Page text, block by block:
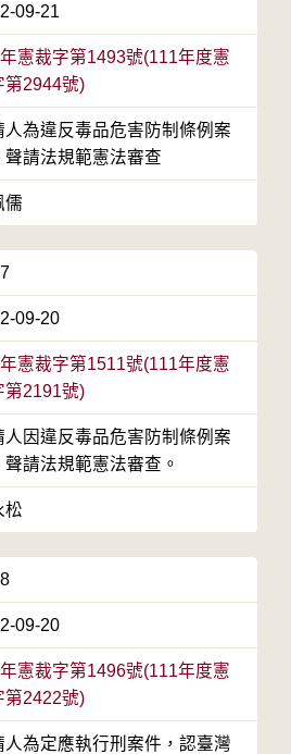
09-21
憲裁字第1493號(111年度憲
第2944號)
人為違反毒品危害防制條例案
聲請法規範憲法審查
儒
09-20
憲裁字第1511號(111年度憲
第2191號)
人因違反毒品危害防制條例案
聲請法規範憲法審查。
松
09-20
憲裁字第1496號(111年度憲
第2422號)
人為定應執行刑案件，認臺灣